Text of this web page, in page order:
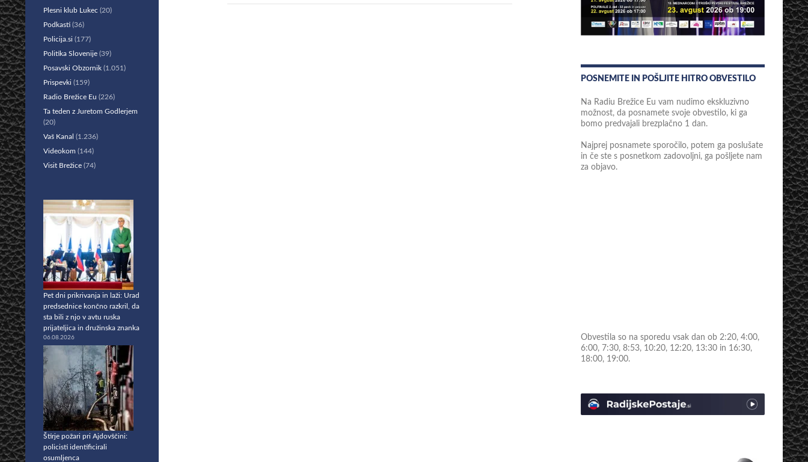
POSNEMITE IN POŠLJITE HITRO OBVESTILO
Na Radiu Brežice Eu vam nudimo ekskluzivno
možnost, da posnamete svoje obvestilo, ki ga
bomo predvajali brezplačno 1 dan.
Najprej posnamete sporočilo, potem ga poslušate
in če ste s posnetkom zadovoljni, ga pošljete nam
za objavo.
Obvestila so na sporedu vsak dan ob 2:20, 4:00,
6:00, 7:30, 8:53, 10:20, 12:20, 13:30 in 16:30,
18:00, 19:00.
Plesni klub Lukec (20)
Podkasti (36)
Policija.si (177)
Politika Slovenije (39)
Posavski Obzornik (1.051)
Prispevki (159)
Radio Brežice Eu (226)
Ta teden z Juretom Godlerjem
(20)
Vaš Kanal (1.236)
Videokom (144)
Visit Brežice (74)
Pet dni prikrivanja in laži: Urad
predsednice končno razkril, da
sta bili z njo v avtu ruska
prijateljica in družinska znanka
06.08.2026
Štirje požari pri Ajdovščini:
policisti identificirali
osumljenca